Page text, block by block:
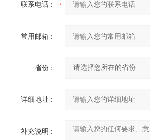
联系电话：
常用邮箱：
省份：
详细地址：
补充说明：